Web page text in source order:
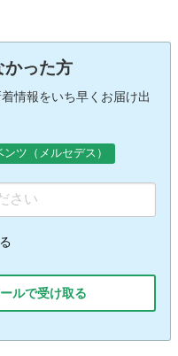
かった方
情報をいち早くお届け出
ンツ（メルセデス）
ルで受け取る